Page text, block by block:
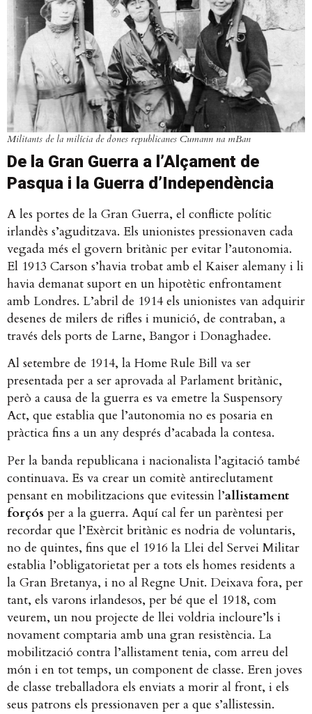
Militants de la milícia de dones republicanes Cumann na mBan
De la Gran Guerra a l’Alçament de
Pasqua i la Guerra d’Independència
A les portes de la Gran Guerra, el conflicte polític
irlandès s’aguditzava. Els unionistes pressionaven cada
vegada més el govern britànic per evitar l’autonomia.
El 1913 Carson s’havia trobat amb el Kaiser alemany i li
havia demanat suport en un hipotètic enfrontament
amb Londres. L’abril de 1914 els unionistes van adquirir
desenes de milers de rifles i munició, de contraban, a
través dels ports de Larne, Bangor i Donaghadee.
Al setembre de 1914, la Home Rule Bill va ser
presentada per a ser aprovada al Parlament britànic,
però a causa de la guerra es va emetre la Suspensory
Act, que establia que l’autonomia no es posaria en
pràctica fins a un any després d’acabada la contesa.
Per la banda republicana i nacionalista l’agitació també
continuava. Es va crear un comitè antireclutament
pensant en mobilitzacions que evitessin l’allistament
forçós per a la guerra. Aquí cal fer un parèntesi per
recordar que l’Exèrcit britànic es nodria de voluntaris,
no de quintes, fins que el 1916 la Llei del Servei Militar
establia l’obligatorietat per a tots els homes residents a
la Gran Bretanya, i no al Regne Unit. Deixava fora, per
tant, els varons irlandesos, per bé que el 1918, com
veurem, un nou projecte de llei voldria incloure’ls i
novament comptaria amb una gran resistència. La
mobilització contra l’allistament tenia, com arreu del
món i en tot temps, un component de classe. Eren joves
de classe treballadora els enviats a morir al front, i els
seus patrons els pressionaven per a que s’allistessin.